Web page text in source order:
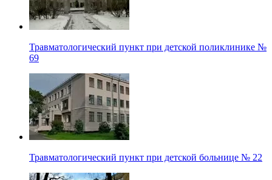
Травматологический пункт при детской поликлинике №
69
Травматологический пункт при детской больнице № 22